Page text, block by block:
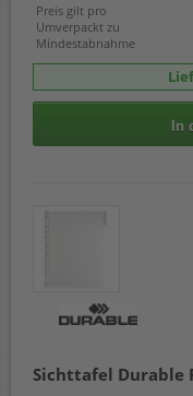
Preis gilt pro
Umverpackt zu
Mindestabnahme
In
Sichttafel Durable